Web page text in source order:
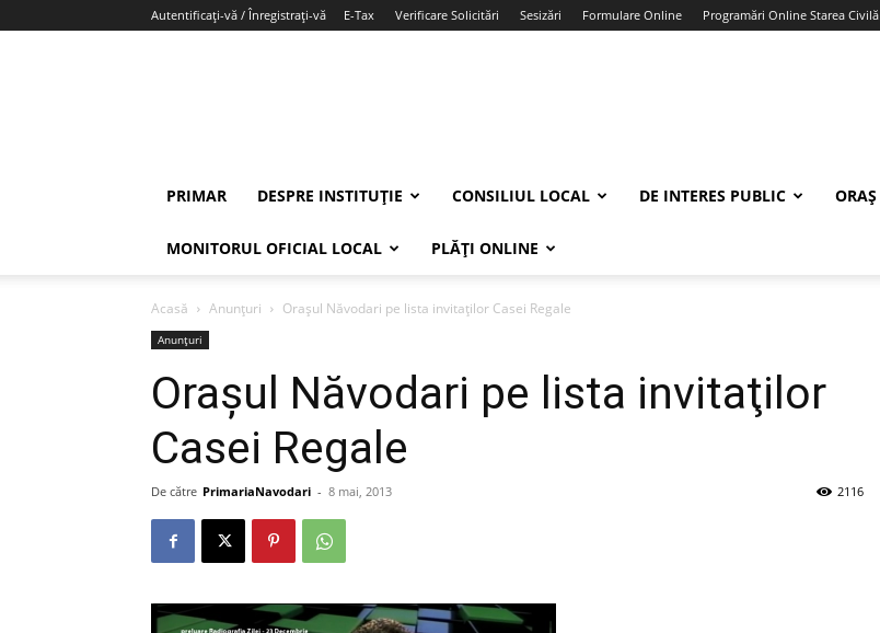
Autentificați-vă / Înregistrați-vă E-Tax Verificare Solicitări Sesizări Formulare Online Programări Online Starea Civilă
PRIMAR DESPRE INSTITUȚIE CONSILIUL LOCAL DE INTERES PUBLIC ORAȘ
MONITORUL OFICIAL LOCAL PLĂȚI ONLINE
Acasă Anunțuri Oraşul Năvodari pe lista invitaţilor Casei Regale
Anunțuri
Oraşul Năvodari pe lista invitaţilor
Casei Regale
De către PrimariaNavodari - 8 mai, 2013 2116